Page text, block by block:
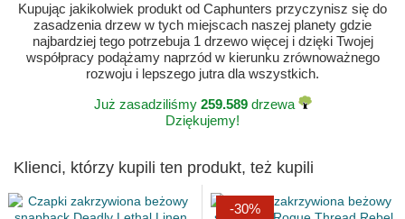
Kupując jakikolwiek produkt od Caphunters przyczynisz się do
zasadzenia drzew w tych miejscach naszej planety gdzie
najbardziej tego potrzebuja 1 drzewo więcej i dzięki Twojej
współpracy podążamy naprzód w kierunku zrównoważnego
rozwoju i lepszego jutra dla wszystkich.
Już zasadziliśmy 259.589drzewa
Dziękujemy!
Klienci, którzy kupili ten produkt, też kupili
-30%